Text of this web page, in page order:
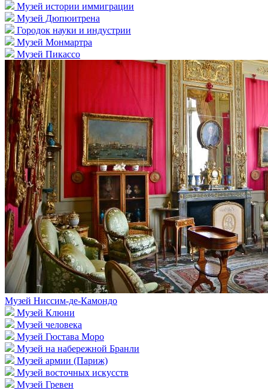
Музей истории иммиграции
Музей Дюпюитрена
Городок науки и индустрии
Музей Монмартра
Музей Пикассо
Музей Ниссим-де-Камондо
Музей Клюни
Музей человека
Музей Гюстава Моро
Музей на набережной Бранли
Музей армии (Париж)
Музей восточных искусств
Музей Гревен